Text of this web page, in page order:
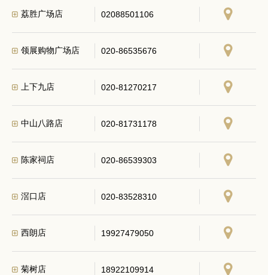
荔胜广场店 02088501106
领展购物广场店 020-86535676
上下九店 020-81270217
中山八路店 020-81731178
陈家祠店 020-86539303
滘口店 020-83528310
西朗店 19927479050
菊树店 18922109914